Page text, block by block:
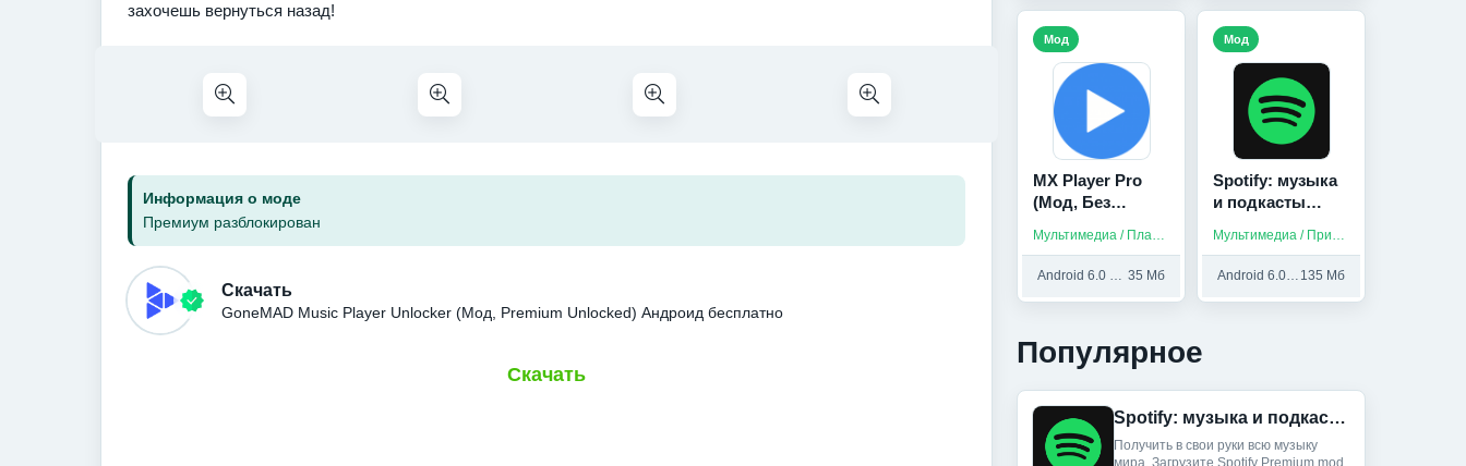
захочешь вернуться назад!
Информация о моде
Премиум разблокирован
Скачать
GoneMAD Music Player Unlocker (Мод, Premium Unlocked) Андроид бесплатно
Скачать
MX Player Pro
(Мод, Без
Мультимедиа / Платные приложения
Android 6.0 и выше 35 Мб
Мод
Spotify: музыка
и подкасты
разблокировано)
Мультимедиа / Приложения на русском / Музыка
Android 6.0 и выше 135 Мб
Мод
Популярное
Spotify: музыка и подкасты (Мод, Всё разблокировано)
Получить в свои руки всю музыку
мира. Загрузите Spotify Premium mod